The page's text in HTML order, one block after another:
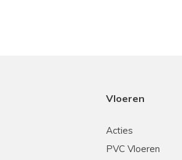
Vloeren
Acties
PVC Vloeren